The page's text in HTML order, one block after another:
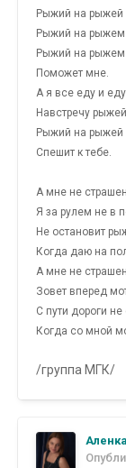
Рыжий на рыжей
Рыжий на рыжем
Рыжий на рыжем
Поможет мне.
А я все еду и еду
Навстречу
Рыжий на
Спешит к тебе.
А мне не
Я за рулем не в
Не остановит
Когда даю на
А мне не
Зовет вперед
С пути дороги не
Когда со мной
/группа МГК/
Аленка